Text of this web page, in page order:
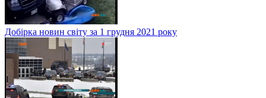
Добірка новин світу за 1 грудня 2021 року